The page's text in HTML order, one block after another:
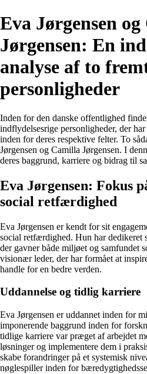
Eva Jørgensen
Jørgensen: En
analyse af to
personligheder
Inden for den danske offentlighed
indflydelsesrige personligheder, der
inden for deres respektive felter. To
Jørgensen og Camilla Jørgensen. I
deres baggrund, karriere og bidrag til
Eva Jørgensen: Fokus
social retfærdighed
Eva Jørgensen er kendt for sit
social retfærdighed. Hun har dedikeret
der gavner både miljøet og samfundet
visionær leder, der har formået at
handle for en bedre verden.
Uddannelse og tidlig karriere
Eva Jørgensen er uddannet inden for
imponerende baggrund inden for
tidlige karriere var præget af arbejdet
løsninger og implementere dem i
skabe forandringer på et systemisk
nøglespiller inden for